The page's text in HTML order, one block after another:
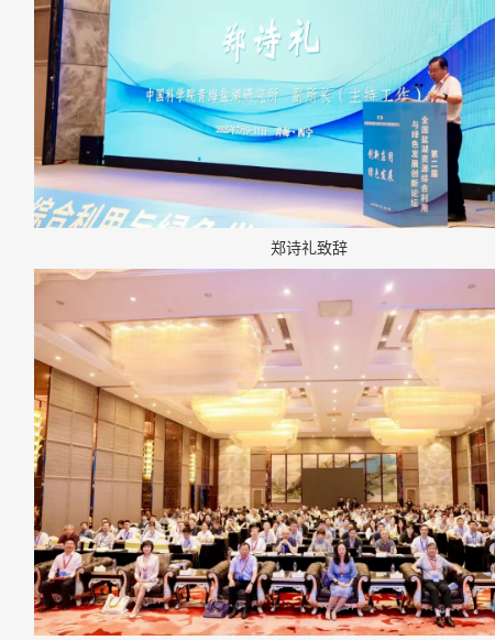
郑诗礼致辞